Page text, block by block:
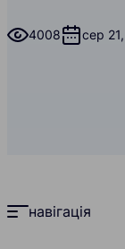
4008 сер 21,
навігація